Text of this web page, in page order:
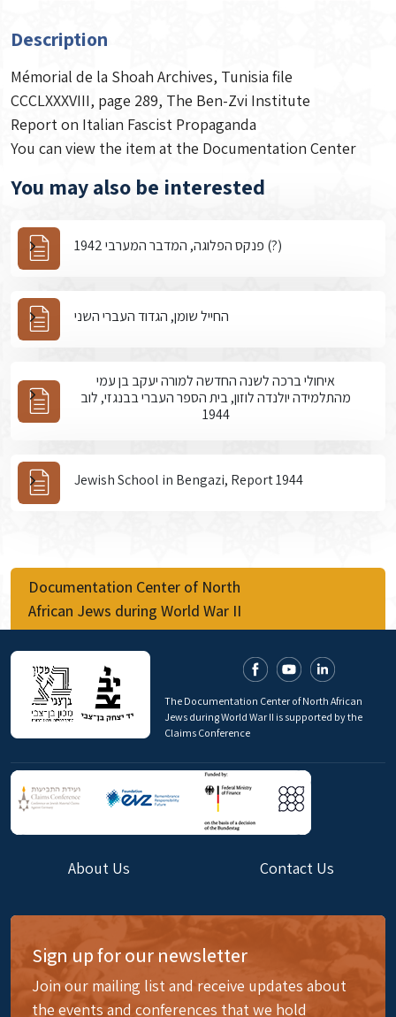
Description
Mémorial de la Shoah Archives, Tunisia file
CCCLXXXVIII, page 289, The Ben-Zvi Institute
Report on Italian Fascist Propaganda
You can view the item at the Documentation Center
You may also be interested
פנקס הפלוגה, המדבר המערבי 1942 (?)
החייל שומן, הגדוד העברי השני
איחולי ברכה לשנה החדשה למורה יעקב בן עמי
מהתלמידה יולנדה לוזון, בית הספר העברי בבנגזי, לוב
1944
Jewish School in Bengazi, Report 1944
Documentation Center of North
African Jews during World War II
The Documentation Center of North African
Jews during World War II is supported by the
Claims Conference
About Us Contact Us
Sign up for our newsletter
Join our mailing list and receive updates about
the events and conferences that we hold